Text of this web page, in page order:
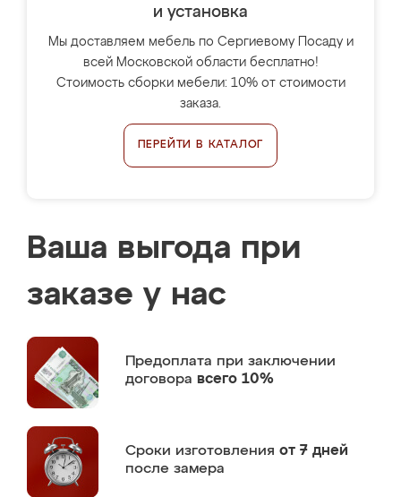
и установка
Мы доставляем мебель по Сергиевому Посаду и
всей Московской области бесплатно!
Стоимость сборки мебели: 10% от стоимости
заказа.
ПЕРЕЙТИ В КАТАЛОГ
Ваша выгода при
заказе у нас
Предоплата при заключении
договора всего 10%
Сроки изготовления от 7 дней
после замера